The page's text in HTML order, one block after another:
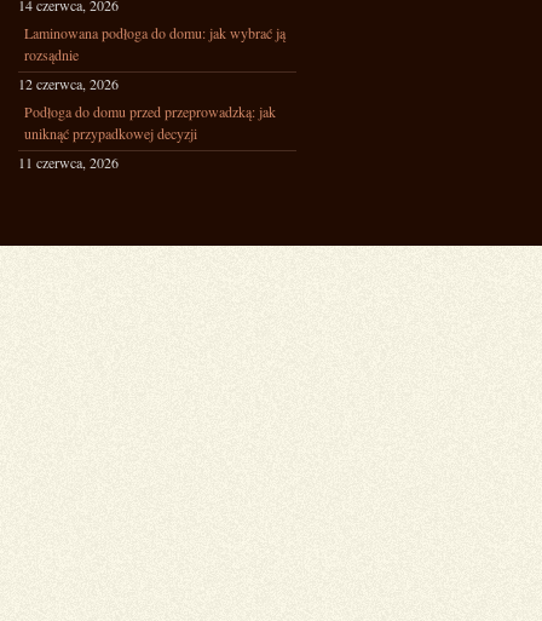
14 czerwca, 2026
Laminowana podłoga do domu: jak wybrać ją
rozsądnie
12 czerwca, 2026
Podłoga do domu przed przeprowadzką: jak
uniknąć przypadkowej decyzji
11 czerwca, 2026